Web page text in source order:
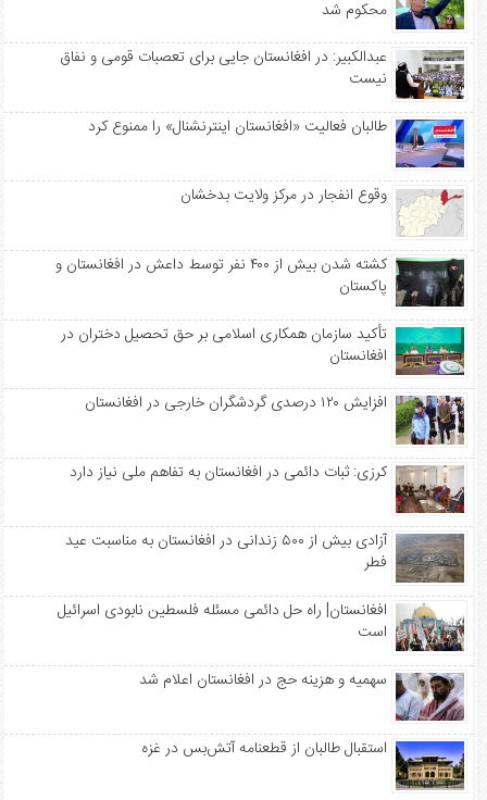
محکوم شد
عبدالکبیر: در افغانستان جایی برای تعصبات قومی و نفاق
نیست
طالبان فعالیت «افغانستان اینترنشنال» را ممنوع کرد
وقوع انفجار در مرکز ولایت بدخشان
کشته شدن بیش از ۴۰۰ نفر توسط داعش در افغانستان و
پاکستان
تأکید سازمان همکاری اسلامی بر حق تحصیل دختران در
افغانستان
افزایش ۱۲۰ درصدی گردشگران خارجی در افغانستان
کرزی: ثبات دائمی در افغانستان به تفاهم ملی نیاز دارد
آزادی بیش از ۵۰۰ زندانی در افغانستان به مناسبت عید
فطر
افغانستان| راه حل دائمی مسئله فلسطین نابودی اسرائیل
است
سهمیه‌ و هزینه حج در افغانستان اعلام شد
استقبال طالبان از قطعنامه آتش‌بس در غزه